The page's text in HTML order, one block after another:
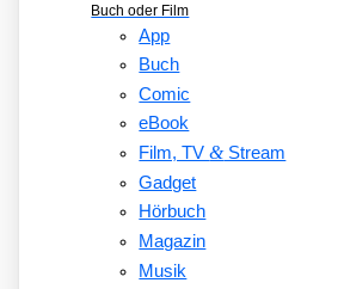
Buch oder Film
App
Buch
Comic
eBook
Film, TV&Stream
Gadget
Hörbuch
Magazin
Musik